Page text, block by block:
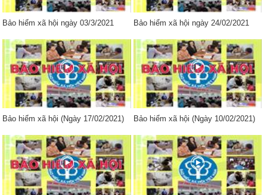
Bảo hiểm xã hội ngày 03/3/2021 Bảo hiểm xã hội ngày 24/02/2021
Bảo hiểm xã hội (Ngày 17/02/2021) Bảo hiểm xã hội (Ngày 10/02/2021)